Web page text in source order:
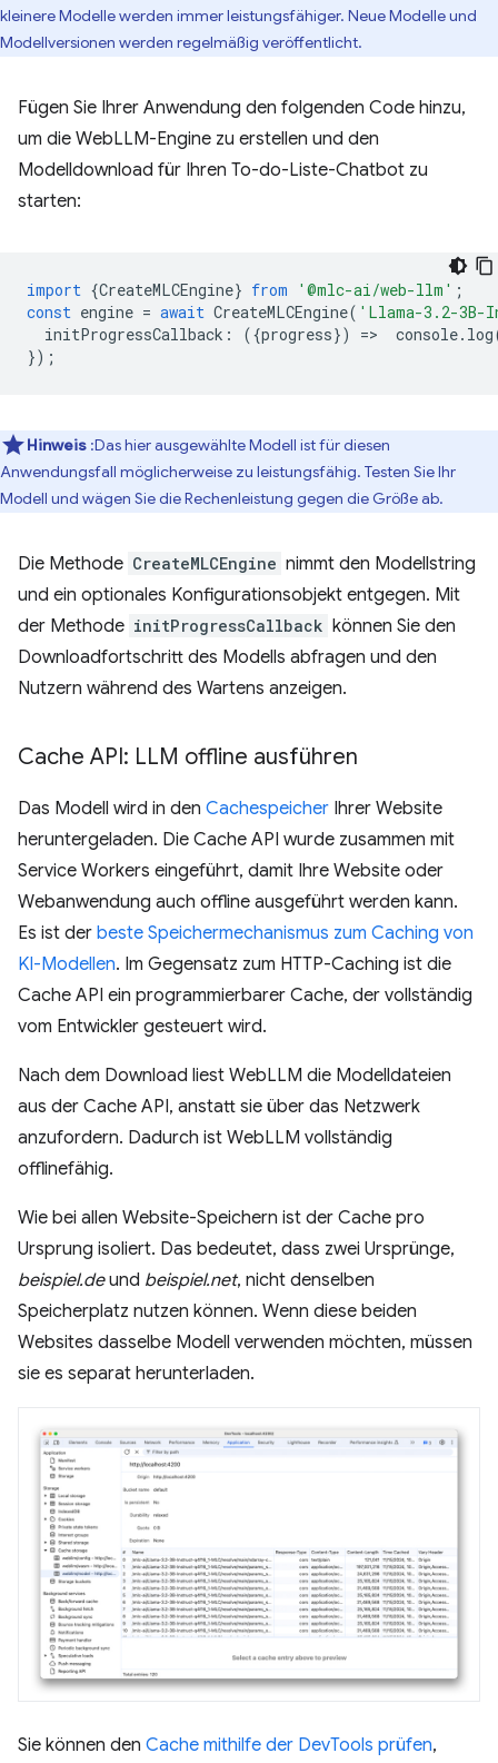
kleinere Modelle werden immer leistungsfähiger. Neue Modelle und
Modellversionen werden regelmäßig veröffentlicht.
Fügen Sie Ihrer Anwendung den folgenden Code hinzu,
um die WebLLM-Engine zu erstellen und den
Modelldownload für Ihren To-do-Liste-Chatbot zu
starten:
import {CreateMLCEngine} from '@mlc-ai/web-llm' ;
const engine = await CreateMLCEngine( 'Llama-3.2-3B-
initProgressCallback : ({progress}) => console. log
});
Hinweis :Das hier ausgewählte Modell ist für diesen
Anwendungsfall möglicherweise zu leistungsfähig. Testen Sie Ihr
Modell und wägen Sie die Rechenleistung gegen die Größe ab.
Die Methode CreateMLCEngine nimmt den Modellstring
und ein optionales Konfigurationsobjekt entgegen. Mit
der Methode initProgressCallback können Sie den
Downloadfortschritt des Modells abfragen und den
Nutzern während des Wartens anzeigen.
Cache API: LLM offline ausführen
Das Modell wird in den Cachespeicher Ihrer Website
heruntergeladen. Die Cache API wurde zusammen mit
Service Workers eingeführt, damit Ihre Website oder
Webanwendung auch offline ausgeführt werden kann.
Es ist der beste Speichermechanismus zum Caching von
KI-Modellen. Im Gegensatz zum HTTP-Caching ist die
Cache API ein programmierbarer Cache, der vollständig
vom Entwickler gesteuert wird.
Nach dem Download liest WebLLM die Modelldateien
aus der Cache API, anstatt sie über das Netzwerk
anzufordern. Dadurch ist WebLLM vollständig
offlinefähig.
Wie bei allen Website-Speichern ist der Cache pro
Ursprung isoliert. Das bedeutet, dass zwei Ursprünge,
beispiel.deund beispiel.net, nicht denselben
Speicherplatz nutzen können. Wenn diese beiden
Websites dasselbe Modell verwenden möchten, müssen
sie es separat herunterladen.
Sie können den Cache mithilfe der DevTools prüfen,